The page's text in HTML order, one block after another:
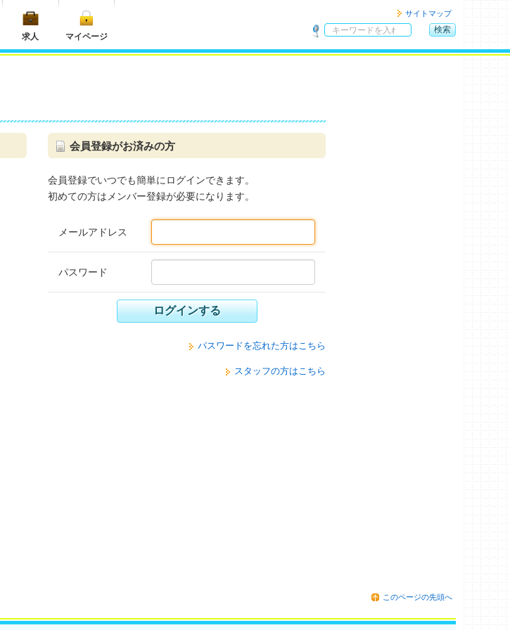
求人 マイページ
サイトマップ
検索
会員登録がお済みの方
会員登録でいつでも簡単にログインできます。
初めての方はメンバー登録が必要になります。
メールアドレス
パスワード
ログインする
パスワードを忘れた方はこちら
スタッフの方はこちら
このページの先頭へ